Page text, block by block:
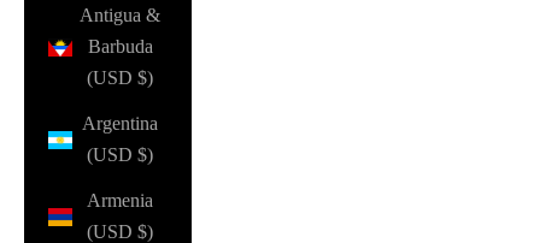
Antigua &
Barbuda
(USD $)
Argentina
(USD $)
Armenia
(USD $)